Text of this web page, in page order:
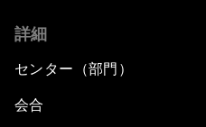
詳細
センター（部門）
会合